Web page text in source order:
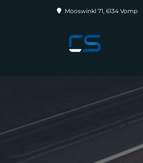
Mooswinkl 71, 6134 Vomp